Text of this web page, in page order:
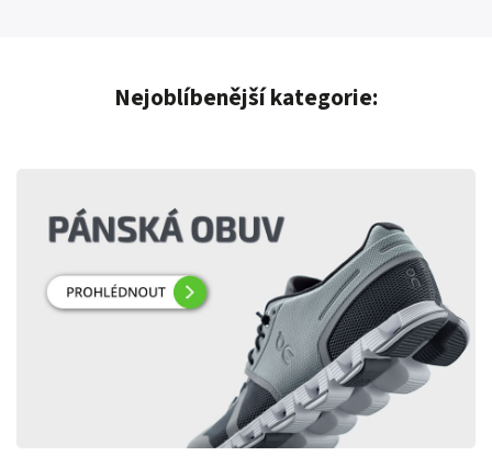
Nejoblíbenější kategorie: